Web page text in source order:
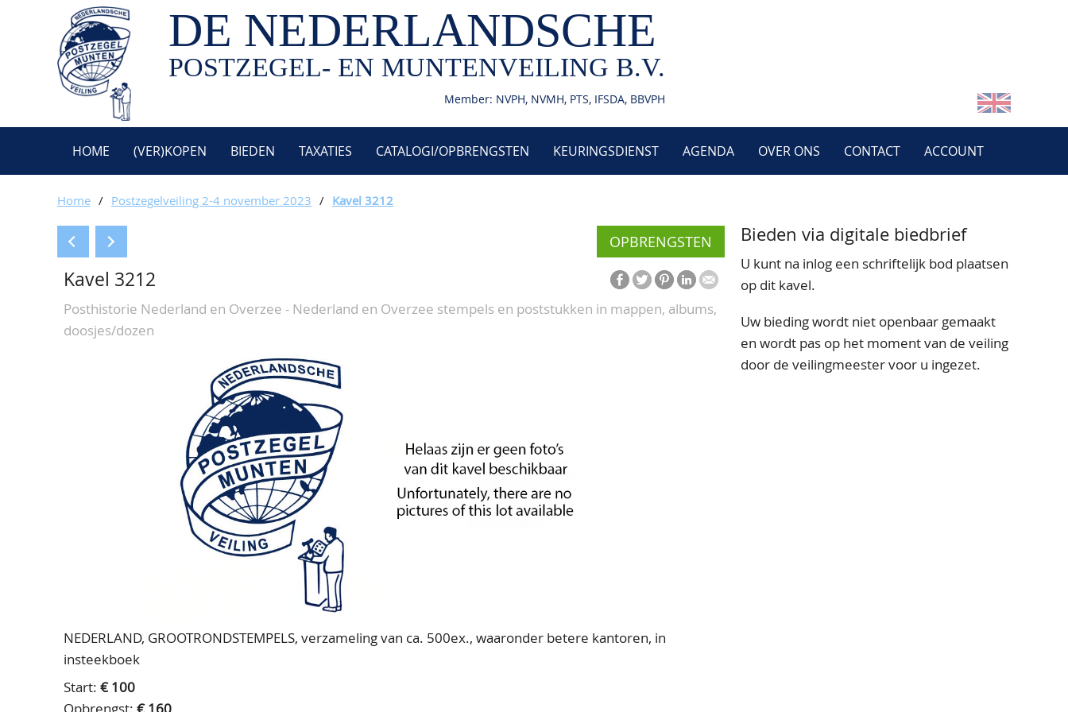
DE NEDERLANDSCHE
POSTZEGEL- EN MUNTENVEILING B.V.
Member: NVPH, NVMH, PTS, IFSDA, BBVPH
HOME (VER)KOPEN BIEDEN TAXATIES CATALOGI/OPBRENGSTEN KEURINGSDIENST AGENDA OVER ONS CONTACT ACCOUNT
Home / Postzegelveiling 2-4 november 2023 / Kavel 3212
OPBRENGSTEN
Kavel 3212
Posthistorie Nederland en Overzee - Nederland en Overzee stempels en poststukken in mappen, albums,
doosjes/dozen
NEDERLAND, GROOTRONDSTEMPELS, verzameling van ca. 500ex., waaronder betere kantoren, in
insteekboek
Start: € 100
Bieden via digitale biedbrief
U kunt na inlog een schriftelijk bod plaatsen
op dit kavel.
Uw bieding wordt niet openbaar gemaakt
en wordt pas op het moment van de veiling
door de veilingmeester voor u ingezet.